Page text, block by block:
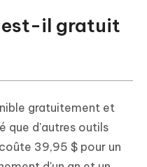
est-il gratuit
gratuitement et
que d'autres outils
39,95 $ pour un